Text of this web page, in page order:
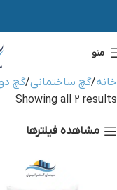
منو
خانه گچ ساختمانی گچ
Showing all 2 results
مشاهده فیلترها